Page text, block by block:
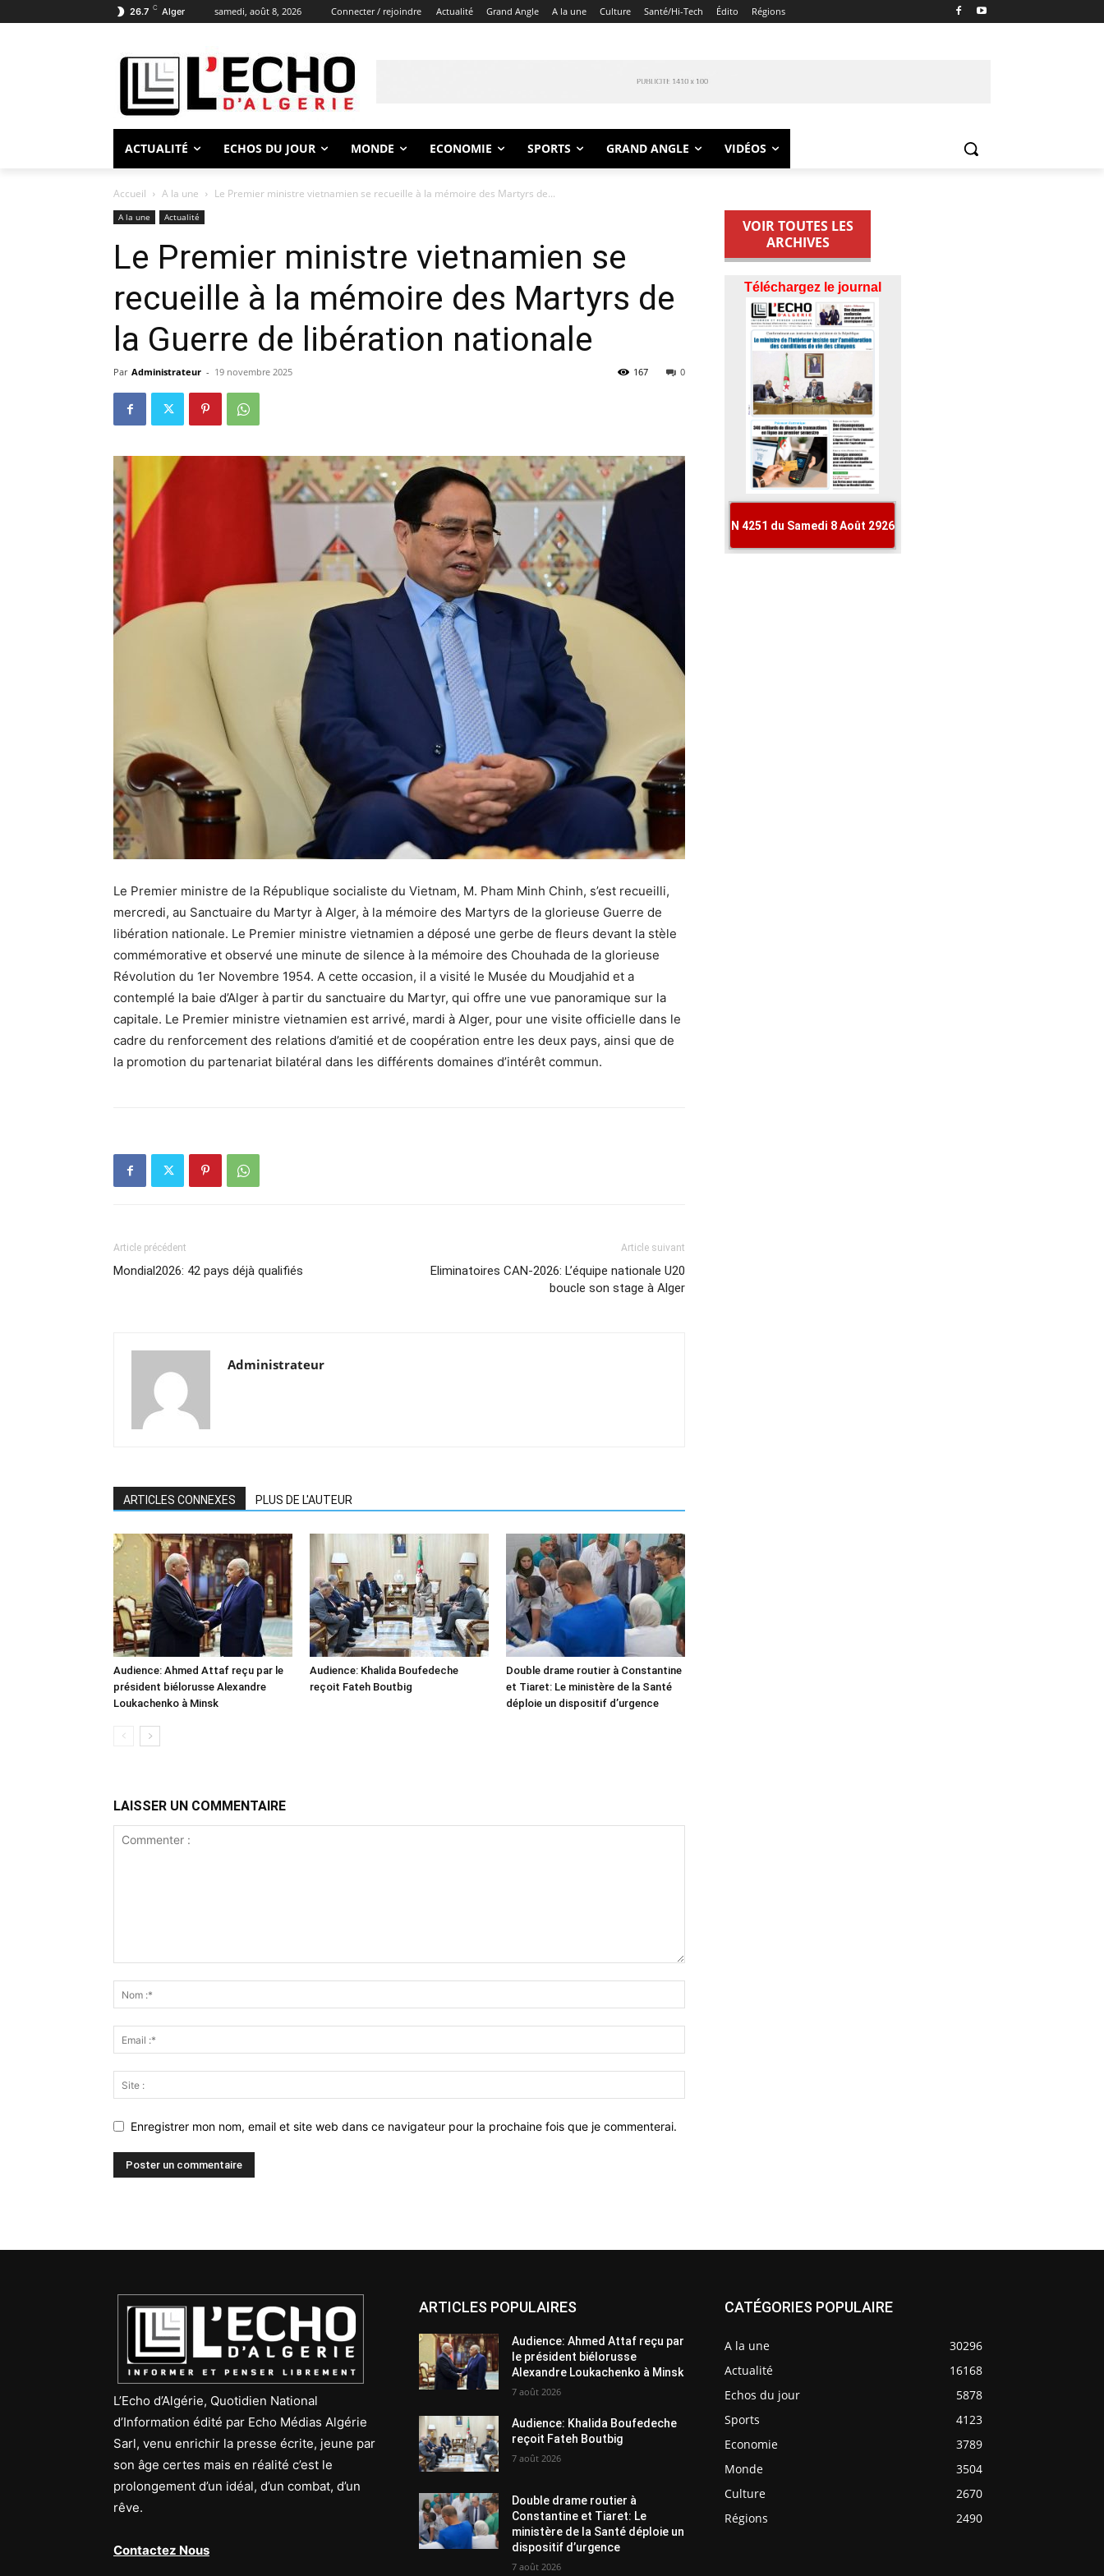
26.7 C Alger samedi, août 8, 2026 Connecter / rejoindre Actualité Grand Angle A la une Culture Santé/Hi-Tech Édito Régions
ACTUALITÉ ECHOS DU JOUR MONDE ECONOMIE SPORTS GRAND ANGLE VIDÉOS
Accueil A la une Le Premier ministre vietnamien se recueille à la mémoire des Martyrs de...
A la une Actualité
Le Premier ministre vietnamien se
recueille à la mémoire des Martyrs de
la Guerre de libération nationale
Par Administrateur - 19 novembre 2025 0
167
Le Premier ministre de la République socialiste du Vietnam, M. Pham Minh Chinh, s’est recueilli,
mercredi, au Sanctuaire du Martyr à Alger, à la mémoire des Martyrs de la glorieuse Guerre de
libération nationale. Le Premier ministre vietnamien a déposé une gerbe de fleurs devant la stèle
commémorative et observé une minute de silence à la mémoire des Chouhada de la glorieuse
Révolution du 1er Novembre 1954. A cette occasion, il a visité le Musée du Moudjahid et a
contemplé la baie d’Alger à partir du sanctuaire du Martyr, qui offre une vue panoramique sur la
capitale. Le Premier ministre vietnamien est arrivé, mardi à Alger, pour une visite officielle dans le
cadre du renforcement des relations d’amitié et de coopération entre les deux pays, ainsi que de
la promotion du partenariat bilatéral dans les différents domaines d’intérêt commun.
Article précédent
Mondial2026: 42 pays déjà qualifiés
Article suivant
Eliminatoires CAN-2026: L’équipe nationale U20
boucle son stage à Alger
Administrateur
ARTICLES CONNEXES PLUS DE L'AUTEUR
Audience: Ahmed Attaf reçu par le
président biélorusse Alexandre
Loukachenko à Minsk
Audience: Khalida Boufedeche
reçoit Fateh Boutbig
Double drame routier à Constantine
et Tiaret: Le ministère de la Santé
déploie un dispositif d’urgence
LAISSER UN COMMENTAIRE
Enregistrer mon nom, email et site web dans ce navigateur pour la prochaine fois que je commenterai.
VOIR TOUTES LES
ARCHIVES
L’Echo d’Algérie, Quotidien National
d’Information édité par Echo Médias Algérie
Sarl, venu enrichir la presse écrite, jeune par
son âge certes mais en réalité c’est le
prolongement d’un idéal, d’un combat, d’un
rêve.
Contactez Nous
ARTICLES POPULAIRES
Audience: Ahmed Attaf reçu par
le président biélorusse
Alexandre Loukachenko à Minsk
7 août 2026
Audience: Khalida Boufedeche
reçoit Fateh Boutbig
7 août 2026
Double drame routier à
Constantine et Tiaret: Le
ministère de la Santé déploie un
dispositif d’urgence
7 août 2026
CATÉGORIES POPULAIRE
A la une
30296
Actualité
16168
Echos du jour
5878
Sports
4123
Economie
3789
Monde
3504
Culture
2670
Régions
2490